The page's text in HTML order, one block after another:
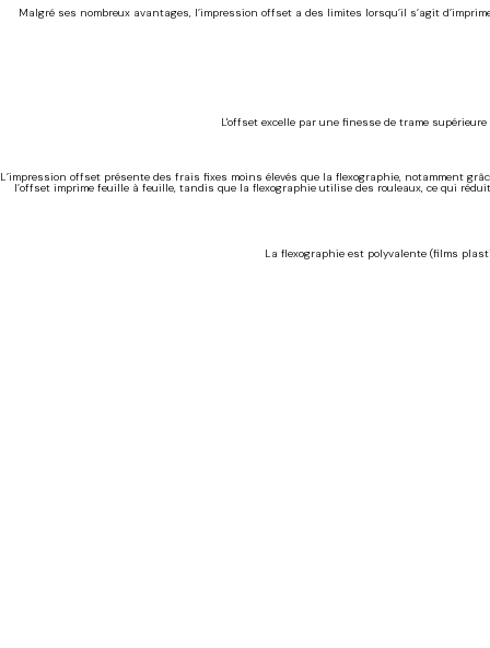
Malgré ses nombreux avantages, l’impression offset a des limites lorsqu’il s’agit
L'offset excelle par une finesse de trame
L’impression offset présente des frais fixes moins élevés que la flexographie, notamment
l’offset imprime feuille à feuille, tandis que la flexographie utilise des rouleaux, ce qui
La flexographie est polyvalente (films